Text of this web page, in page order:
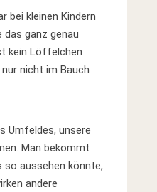
bei kleinen Kindern
das ganz genau
kein Löffelchen
nicht im Bauch
Umfeldes, unsere
Man bekommt
so aussehen könnte,
andere